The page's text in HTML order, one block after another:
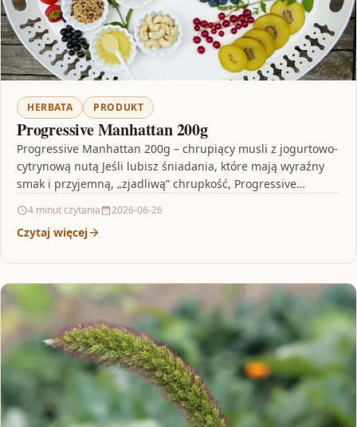
HERBATA PRODUKT
Progressive Manhattan 200g
Progressive Manhattan 200g – chrupiący musli z jogurtowo-
cytrynową nutą Jeśli lubisz śniadania, które mają wyraźny
smak i przyjemną, „zjadliwą” chrupkość, Progressive
4 minut czytania 2026-06-26
Czytaj więcej